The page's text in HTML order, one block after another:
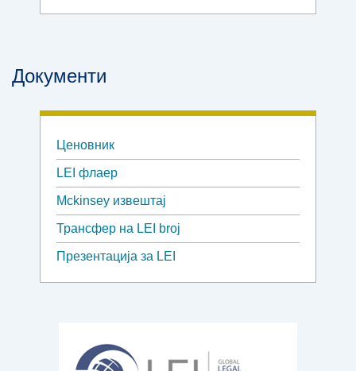
Документи
Ценовник
LEI флаер
Mckinsey извештај
Трансфер на LEI broj
Презентација за LEI